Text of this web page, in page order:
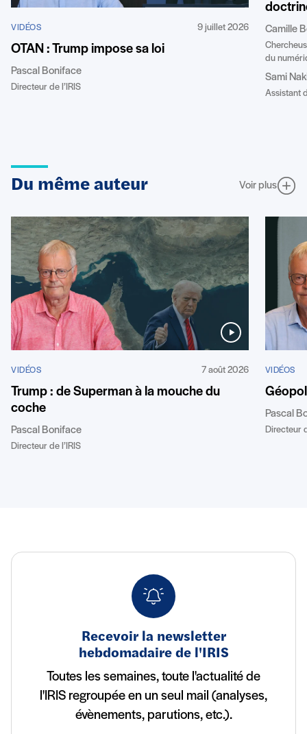
VIDÉOS 9 juillet 2026
OTAN : Trump impose sa loi
Pascal Boniface
Directeur de l’IRIS
Camille
du
Sami
Assistant
Du même auteur Voir plus
VIDÉOS 7 août 2026
Trump : de Superman à la mouche du
coche
Pascal Boniface
Directeur de l’IRIS
VIDÉOS
Pascal
Directeur
Recevoir la newsletter
hebdomadaire de l'IRIS
Toutes les semaines, toute l'actualité de
l'IRIS regroupée en un seul mail (analyses,
évènements, parutions, etc.).